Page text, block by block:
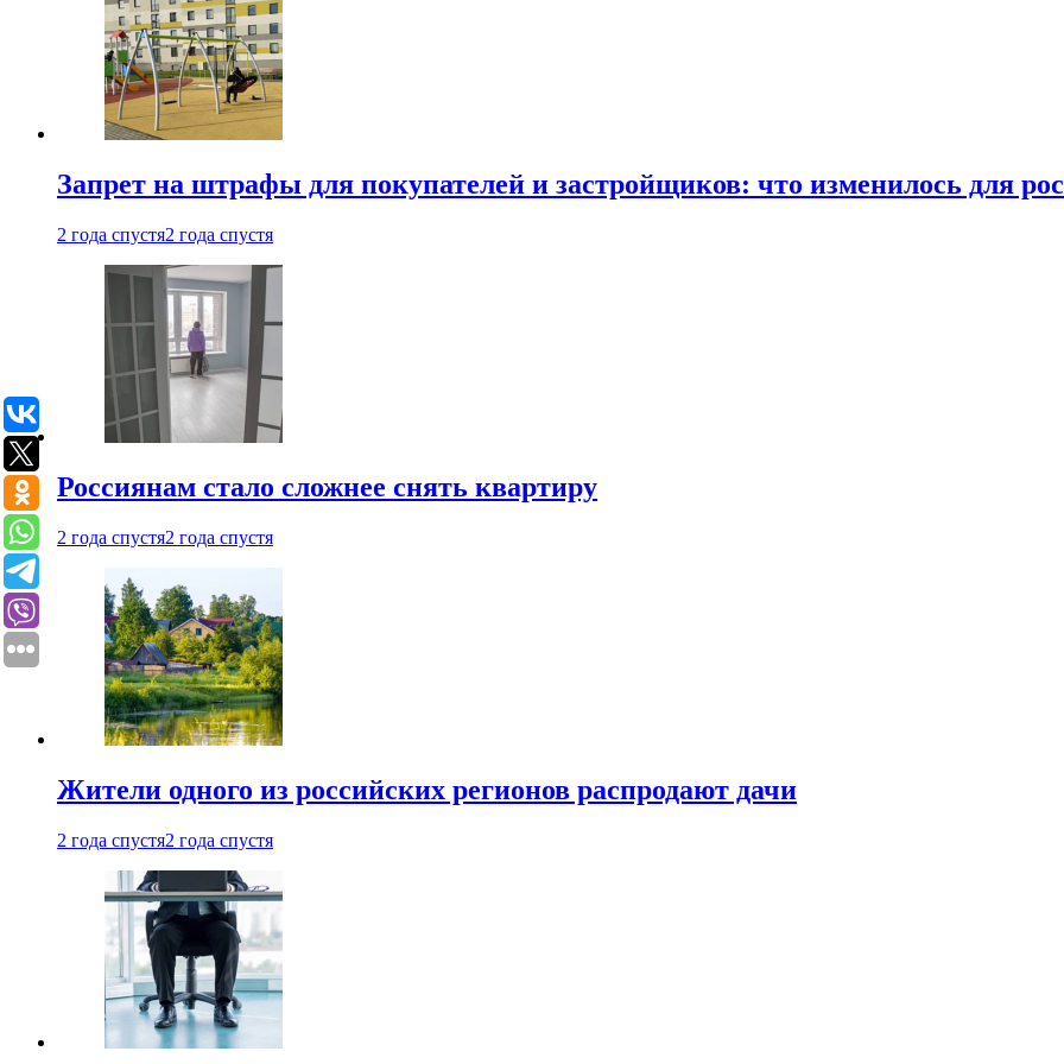
Запрет на штрафы для покупателей и застройщиков: что изменилось для
2 года спустя2 года спустя
Россиянам стало сложнее снять квартиру
2 года спустя2 года спустя
Жители одного из российских регионов распродают дачи
2 года спустя2 года спустя